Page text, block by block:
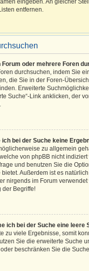
eingeben. An gleicher
entfernen.
Forum oder mehrere Foren
durchsuchen, indem Sie
die Sie in der Foren-
Erweiterte
Suche“-Link anklicken, der
ich bei der Suche keine
zu allgemein
von phpBB nicht
und benutzen Sie die
Außerdem ist es
nirgends im Forum
der Begriffe!
ich bei der Suche eine leere
zu viele Ergebnisse, somit
Sie die erweiterte Suche
beschränken Sie die